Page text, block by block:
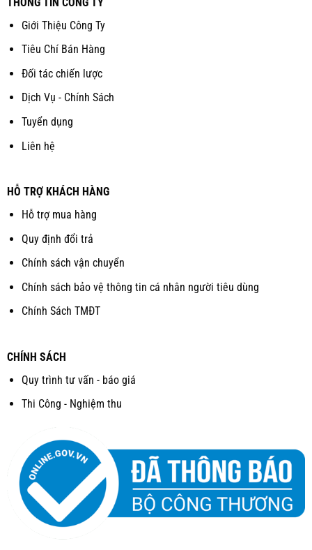
Giới Thiệu Công Ty
Tiêu Chí Bán Hàng
Đối tác chiến lược
Dịch Vụ - Chính Sách
Tuyển dụng
Liên hệ
HỖ TRỢ KHÁCH HÀNG
Hỗ trợ mua hàng
Quy định đổi trả
Chính sách vận chuyển
Chính sách bảo vệ thông tin cá nhân người tiêu dùng
Chính Sách TMĐT
CHÍNH SÁCH
Quy trình tư vấn - báo giá
Thi Công - Nghiệm thu